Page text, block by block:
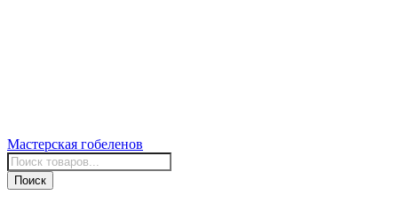
Мастерская гобеленов
Поиск
товаров
Поиск